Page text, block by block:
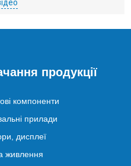
продукції
компоненти
прилади
дисплеї
живлення